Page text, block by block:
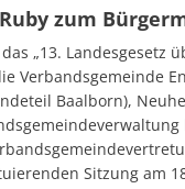
zum
„13. Landesgesetz
Verbandsgemeinde
Baalborn),
Sitzung am